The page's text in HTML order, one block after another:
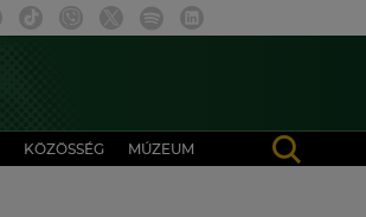
KÖZÖSSÉG MÚZEUM